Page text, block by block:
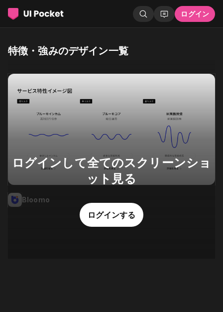
ログイン
特徴・強みのデザイン一覧
Bloomo
ログインして全てのスクリーンショ
ット見る
ログインする